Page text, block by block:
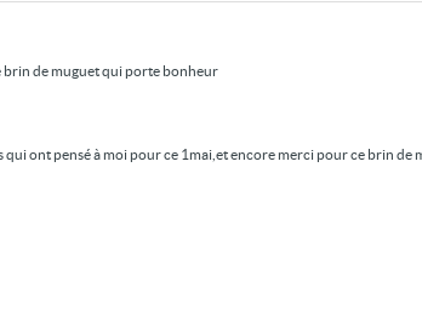
brin de muguet qui porte bonheur
qui ont pensé à moi pour ce 1mai,et encore merci pour ce brin de